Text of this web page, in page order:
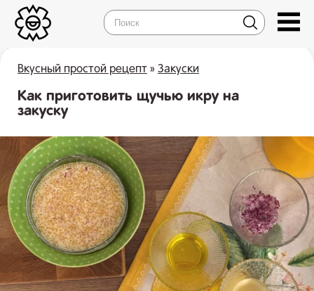
Вкусный простой рецепт » Закуски
Как приготовить щучью икру на
закуску